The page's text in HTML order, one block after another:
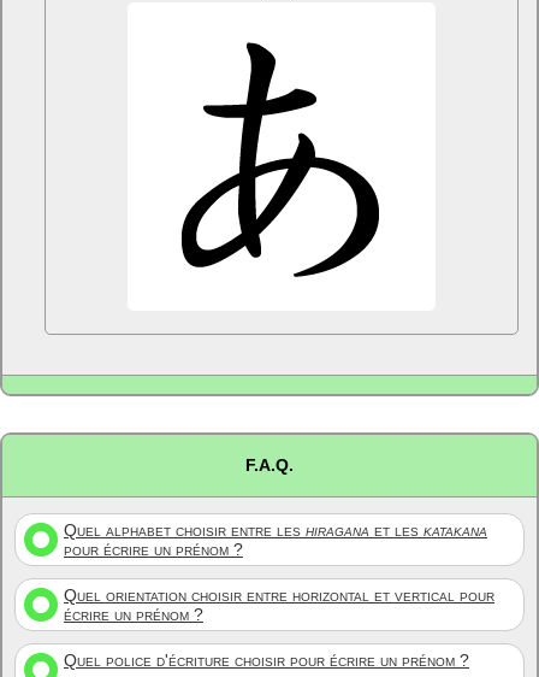
F.A.Q.
Quel alphabet choisir entre les hiragana et les katakana
pour écrire un prénom ?
Quel orientation choisir entre horizontal et vertical pour
écrire un prénom ?
Quel police d'écriture choisir pour écrire un prénom ?